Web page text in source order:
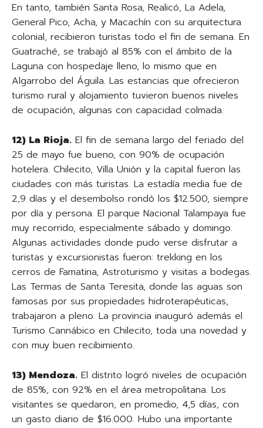
En tanto, también Santa Rosa, Realicó, La Adela,
General Pico, Acha, y Macachín con su arquitectura
colonial, recibieron turistas todo el fin de semana. En
Guatraché, se trabajó al 85% con el ámbito de la
Laguna con hospedaje lleno, lo mismo que en
Algarrobo del Águila. Las estancias que ofrecieron
turismo rural y alojamiento tuvieron buenos niveles
de ocupación, algunas con capacidad colmada.
12) La Rioja. El fin de semana largo del feriado del
25 de mayo fue bueno, con 90% de ocupación
hotelera. Chilecito, Villa Unión y la capital fueron las
ciudades con más turistas. La estadía media fue de
2,9 días y el desembolso rondó los $12.500, siempre
por día y persona. El parque Nacional Talampaya fue
muy recorrido, especialmente sábado y domingo.
Algunas actividades donde pudo verse disfrutar a
turistas y excursionistas fueron: trekking en los
cerros de Famatina, Astroturismo y visitas a bodegas.
Las Termas de Santa Teresita, donde las aguas son
famosas por sus propiedades hidroterapéuticas,
trabajaron a pleno. La provincia inauguró además el
Turismo Cannábico en Chilecito, toda una novedad y
con muy buen recibimiento.
13) Mendoza. El distrito logró niveles de ocupación
de 85%, con 92% en el área metropolitana. Los
visitantes se quedaron, en promedio, 4,5 días, con
un gasto diario de $16.000. Hubo una importante